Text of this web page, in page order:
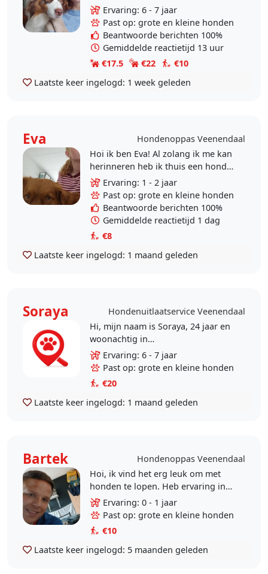
erg van dieren en heb daarom de
opleiding voor Paraveterinair
(dierenarts..
Ervaring: 6 - 7 jaar
Past op: grote en kleine honden
Beantwoorde berichten 100%
Gemiddelde reactietijd 13 uur
€17.5
€22
€10
Laatste keer ingelogd: 1 week geleden
Eva
Hondenoppas Veenendaal
Hoi ik ben Eva! Al zolang ik me kan
herinneren heb ik thuis een hond
gehad, ik vind honden ook erg
leuk! Ik heb ervaring met honden
uitlaten,..
Ervaring: 1 - 2 jaar
Past op: grote en kleine honden
Beantwoorde berichten 100%
Gemiddelde reactietijd 1 dag
€8
Laatste keer ingelogd: 1 maand geleden
Soraya
Hondenuitlaatservice Veenendaal
Hi, mijn naam is Soraya, 24 jaar en
woonachtig in
Renswoude/Veenendaal. Ik heb
over de afgelopen jaren meerdere
honden gehad (rottweiler). Ik heb..
Ervaring: 6 - 7 jaar
Past op: grote en kleine honden
€20
Laatste keer ingelogd: 1 maand geleden
Bartek
Hondenoppas Veenendaal
Hoi, ik vind het erg leuk om met
honden te lopen. Heb ervaring in
een hondenpension opgedaan dus
uw hond is in goede handen!
Ervaring: 0 - 1 jaar
Past op: grote en kleine honden
€10
Laatste keer ingelogd: 5 maanden geleden